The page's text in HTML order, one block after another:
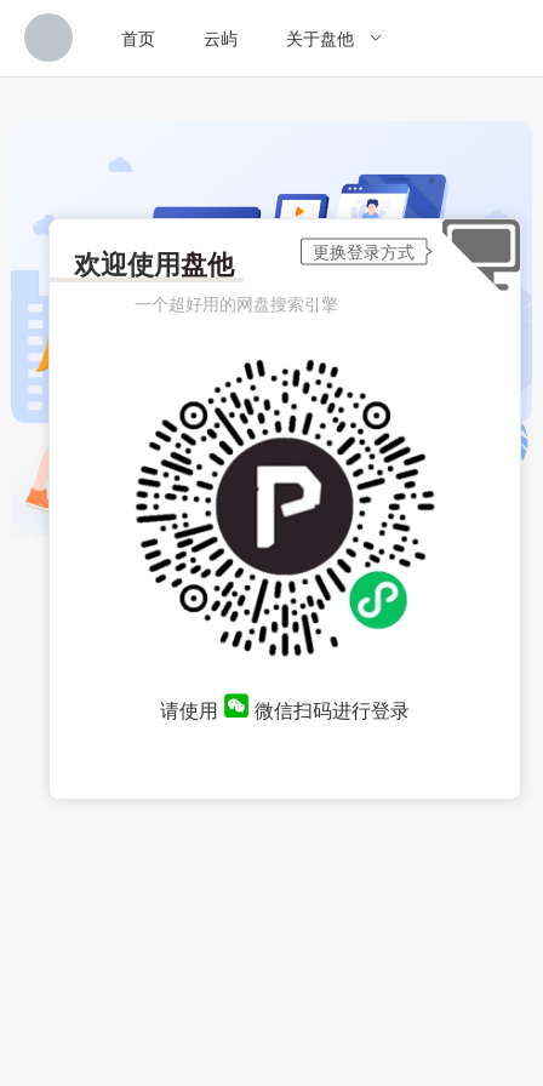
首页 云屿 关于盘他
欢迎使用盘他
一个超好用的网盘搜索引擎
请使用 微信扫码进行登录